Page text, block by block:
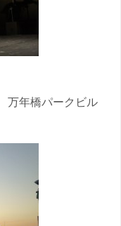
万年橋パークビル